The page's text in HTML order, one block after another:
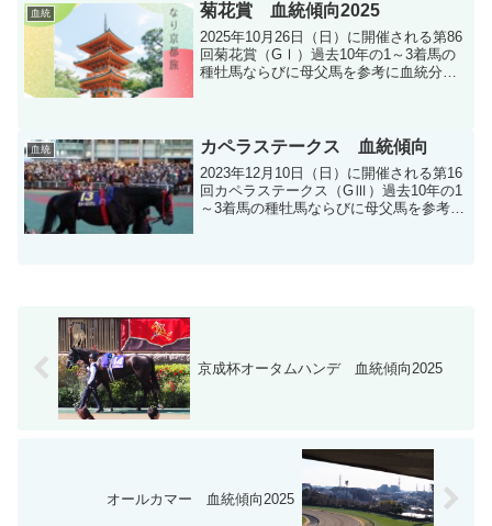
血統 菊花賞 血統傾向2025
2025年10月26日（日）に開催される第86
回菊花賞（GⅠ）過去10年の1～3着馬の
種牡馬ならびに母父馬を参考に血統分析
血統 カペラステークス 血統傾向
2023年12月10日（日）に開催される第16
回カペラステークス（GⅢ）過去10年の1
～3着馬の種牡馬ならびに母父馬を参考に
京成杯オータムハンデ 血統傾向2025
オールカマー 血統傾向2025